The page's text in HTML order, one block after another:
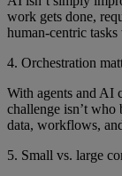
work gets done,
human-centric
4. Orchestration
With agents and AI
challenge isn’t
data, workflows,
5. Small vs. large